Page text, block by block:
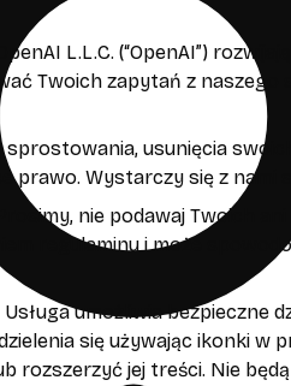
L.L.C. (“OpenAI”)
Twoich zapytań z
usunięcia
prawo. Wystarczy się z
Prosimy, nie podawaj Twoich
regulaminu i może
Usługa umożliwia bezpieczne
się używając ikonki w
rozszerzyć jej treści. Nie